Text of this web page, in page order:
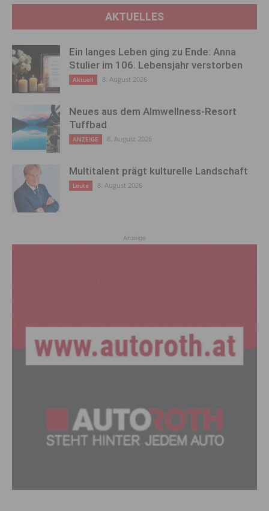
AKTUELLES
Ein langes Leben ging zu Ende: Anna
Stulier im 106. Lebensjahr verstorben
Aktuell 8. August 2026
Neues aus dem Almwellness-Resort
Tuffbad
ANZEIGE 8. August 2026
Multitalent prägt kulturelle Landschaft
Leute 8. August 2026
Anzeige